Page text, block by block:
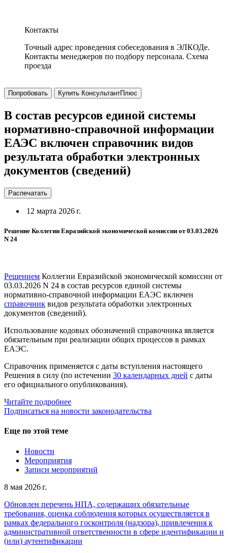
Контакты
Точный адрес проведения собеседования в ЭЛКОДе.
Контакты менеджеров по подбору персонала. Схема
проезда
Попробовать Купить КонсультантПлюс
В состав ресурсов единой системы
нормативно-справочной информации
ЕАЭС включен справочник видов
результата обработки электронных
документов (сведений)
Распечатать
12 марта 2026 г.
Решение Коллегии Евразийской экономической комиссии от 03.03.2026
N 24
Решением Коллегии Евразийской экономической комиссии от
03.03.2026 N 24 в состав ресурсов единой системы
нормативно-справочной информации ЕАЭС включен
справочник видов результата обработки электронных
документов (сведений).
Использование кодовых обозначений справочника является
обязательным при реализации общих процессов в рамках
ЕАЭС.
Справочник применяется с даты вступления настоящего
Решения в силу (по истечении 30 календарных дней с даты
его официального опубликования).
Читайте подробнее
Подписаться на новости законодательства
Еще по этой теме
Новости
Мероприятия
Записи мероприятий
8 мая 2026 г.
Обновлен перечень НПА, содержащих обязательные
требования, оценка соблюдения которых осуществляется в
рамках федерального госконтроля (надзора), привлечения к
административной ответственности в сфере идентификации и
(или) аутентификации